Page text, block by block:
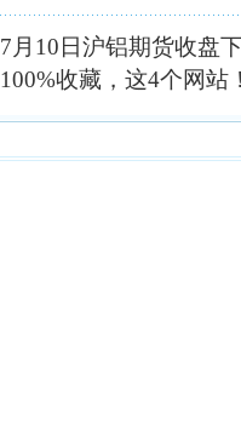
7月10日沪铝期货收盘
100%收藏，这4个网站！